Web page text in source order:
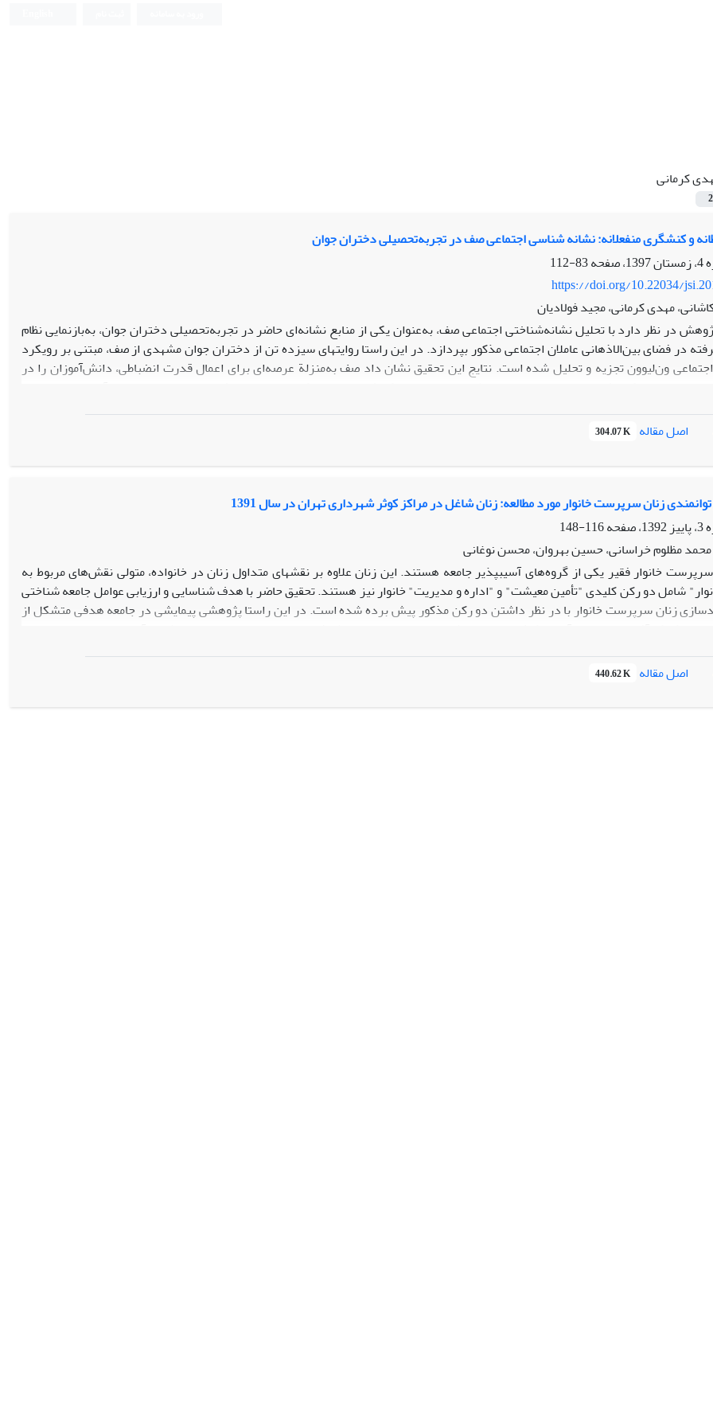
کرمانی
2
و کنشگری منفعلانه: نشانه شناسی اجتماعی صف در تجربه‌تحصیلی دختران جوان
83-112
https://doi.org/10.22034/
مهدی کرمانی، مجید فولادیان
در نظر دارد با تحلیل نشانه‌شناختی اجتماعی صف، به‌عنوان یکی از منابع نشانه‌ای حاضر در تجربه‌تحصیلی دختران جوان، به‌بازنمایی نظام
معنایی شکل‌گرفته در فضای بین‌الاذهانی عاملان اجتماعی مذکور بپردازد. در این راستا روایت‎های سیزده تن از دختران جوان مشهدی از صف، مبتنی بر رویکرد
ون‌لیوون تجزیه و تحلیل شده ‌است. نتایج این تحقیق نشان داد صف به‌منزلة عرصه‌ای برای اعمال قدرت انضباطی، دانش‌آموزان را در
ابزار تربیت و آموزش قانون در مدرسه، به‌حساب می‌آید در عمل دانش‌آموزان را به‌سمت فرایندی انفعالی و قدرت‌زدا می‌کشاند، به‌گونه‌ای
جدا از خود می‌بینند و نهایتا به‌عاملانی فرمانبردار مبدل می‌شوند
اصل مقاله 304.07 K
زنان سرپرست خانوار مورد مطالعه: زنان شاغل در مراکز کوثر شهرداری تهران در سال 1391
116-148
مظلوم خراسانی، حسین بهروان، محسن نوغانی
خانوار فقیر یکی از گروه‌های آسیب‏پذیر جامعه هستند. این زنان علاوه بر نقش‏های متداول زنان در خانواده، متولی نقش‌های مربوط به
شامل دو رکن کلیدی "تأمین معیشت" و "اداره و مدیریت" خانوار نیز هستند. تحقیق حاضر با هدف شناسایی و ارزیابی عوامل جامعه شناختی
زنان سرپرست خانوار با در نظر داشتن دو رکن مذکور پیش برده شده است. در این راستا پژوهشی پیمایشی در جامعه هدفی متشکل از
در مراکز کارآفرینی و مهارت آموزی کوثر وابسته به شهرداری تهران صورت پذیرفته است. داده‏های حاصل با روش‏های آماری چند متغیره همچون
تحلیل عاملی، تحلیل خوشه و رگرسیون ترتیبی تجزیه و تحلیل شده‏اند. یافته‏های تحقیق بیانگر تأثیرگذاری قوی توانمندی اقتصادی بر متغیر
است. در بین متغیرهای زمینه‏ای نیز سن، اثر منفی و مدت سرپرستی اثر مثبت بر متغیر وابسته داشته است. همچنین در مجموع زنان مطلقه
از سطح توانمندی بالاتری برخوردار بوده‏اند.
اصل مقاله 440.62 K